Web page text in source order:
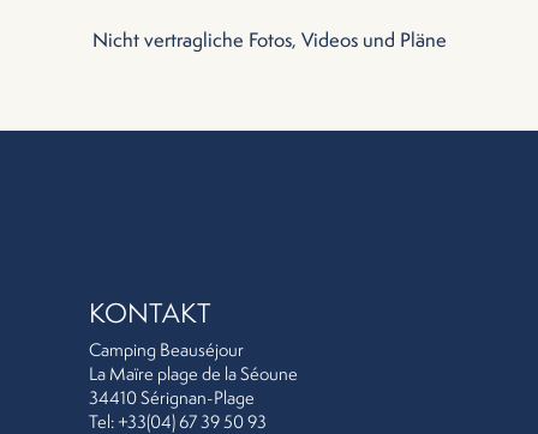
Nicht vertragliche Fotos, Videos und Pläne
KONTAKT
Camping Beauséjour
La Maïre plage de la Séoune
34410 Sérignan-Plage
Tel: +33(04) 67 39 50 93